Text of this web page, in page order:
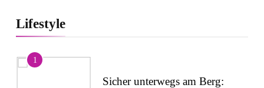
Lifestyle
1
Sicher unterwegs am Berg: